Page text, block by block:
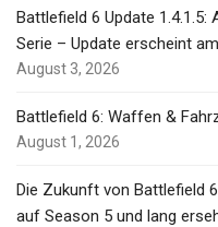
Battlefield 6 Update 1.4.1.5:
Serie – Update erscheint
August 3, 2026
Battlefield 6: Waffen &
August 1, 2026
Die Zukunft von Battlefield
auf Season 5 und lang